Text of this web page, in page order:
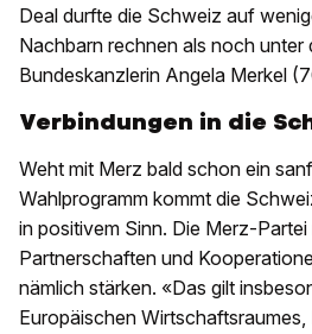
Deal durfte die Schweiz auf
Nachbarn rechnen als noch unter
Bundeskanzlerin Angela Merkel
Verbindungen in die
Weht mit Merz bald schon ein
Wahlprogramm kommt die
in positivem Sinn. Die Merz-
Partnerschaften und
nämlich stärken. «Das gilt
Europäischen